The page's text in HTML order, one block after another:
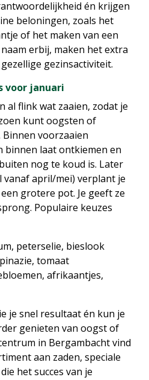
én krijgen
beloningen, zoals het
of het maken van een
erbij, maken het extra
gezinsactiviteit.
voor januari
al flink wat zaaien, zodat je
kunt oogsten of
voorzaaien
binnen laat ontkiemen en
nog te koud is. Later
vanaf april/mei) verplant je
grotere pot. Je geeft ze
Populaire keuzes
peterselie, bieslook
tomaat
afrikaantjes,
je snel resultaat én kun je
genieten van oogst of
in Bergambacht vind
aan zaden, speciale
het succes van je